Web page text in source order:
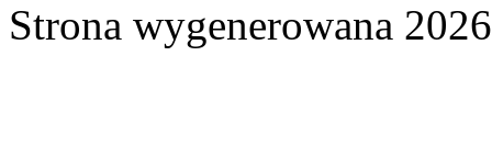
Strona wygenerowana